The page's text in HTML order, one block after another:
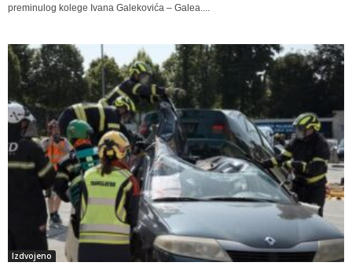
preminulog kolege Ivana Galekovića – Galea....
Izdvojeno